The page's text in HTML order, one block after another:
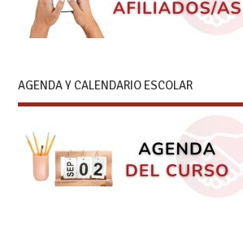
AGENDA Y CALENDARIO ESCOLAR